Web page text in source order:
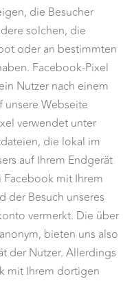
die Besucher
solchen, die
oder an bestimmten
Facebook-Pixel
Nutzer nach einem
unsere Webseite
verwendet unter
die lokal im
auf Ihrem Endgerät
mit Ihrem
der Besuch unseres
vermerkt. Die über
bieten uns also
der Nutzer. Allerdings
mit Ihrem dortigen